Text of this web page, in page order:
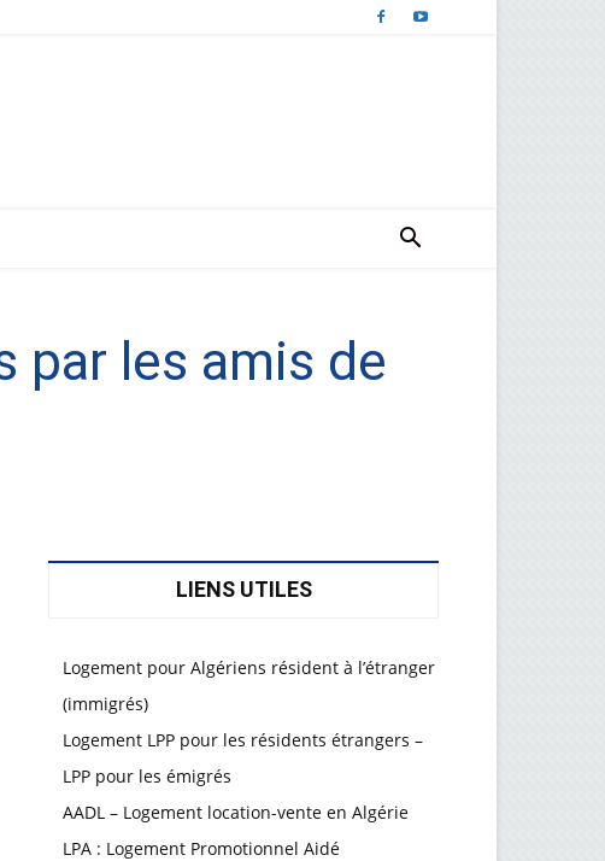
par les amis de
LIENS UTILES
Logement pour Algériens résident à l’étranger
(immigrés)
Logement LPP pour les résidents étrangers –
LPP pour les émigrés
AADL – Logement location-vente en Algérie
LPA : Logement Promotionnel Aidé